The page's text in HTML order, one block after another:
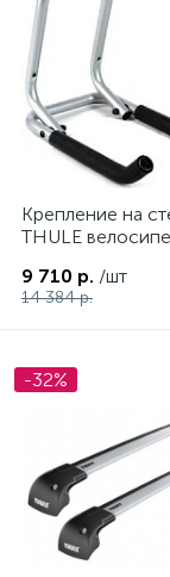
Крепление на
THULE
9 710 р. /шт
14 384 р.
-32%